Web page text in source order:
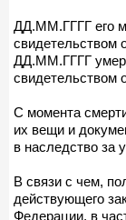
ДД.ММ.ГГГГ его
ДД.ММ.ГГГГ умер
С момента
их вещи и
в наследство за
В связи с чем,
действующего
Федерации, в